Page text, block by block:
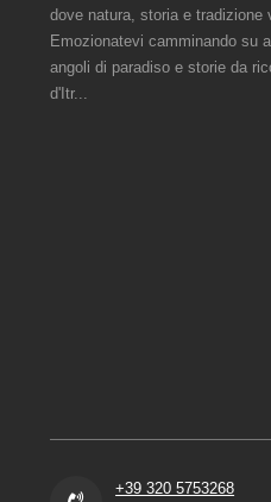
dove natura, storia e tradizione
Emozionatevi camminando su
angoli di paradiso e storie da
d'Itr...
+39 320 5753268